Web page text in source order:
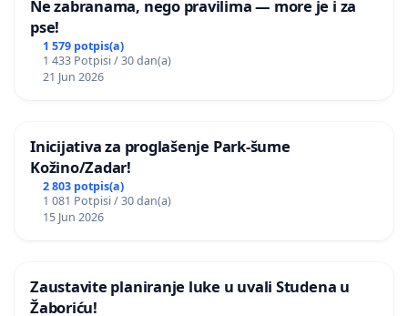
Ne zabranama, nego pravilima — more je i za
pse!
1 579 potpis(a)
1 433 Potpisi / 30 dan(a)
21 Jun 2026
Inicijativa za proglašenje Park-šume
Kožino/Zadar!
2 803 potpis(a)
1 081 Potpisi / 30 dan(a)
15 Jun 2026
Zaustavite planiranje luke u uvali Studena u
Žaboriću!